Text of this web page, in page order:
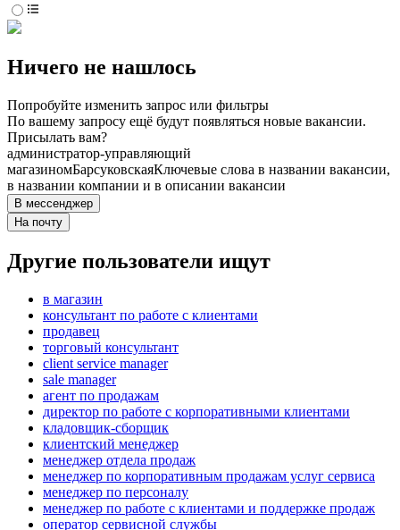
Ничего не нашлось
Попробуйте изменить запрос или фильтры
По вашему запросу ещё будут появляться новые вакансии.
Присылать вам?
администратор-управляющий
магазиномБарсуковскаяКлючевые слова в названии вакансии,
в названии компании и в описании вакансии
В мессенджер
На почту
Другие пользователи ищут
в магазин
консультант по работе с клиентами
продавец
торговый консультант
client service manager
sale manager
агент по продажам
директор по работе с корпоративными клиентами
кладовщик-сборщик
клиентский менеджер
менеджер отдела продаж
менеджер по корпоративным продажам услуг сервиса
менеджер по персоналу
менеджер по работе с клиентами и поддержке продаж
оператор сервисной службы